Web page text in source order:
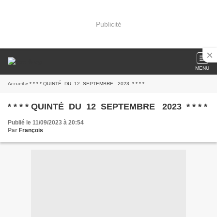
Publicité
MENU
Accueil » * * * * QUINTÉ DU 12 SEPTEMBRE 2023 * * * *
* * * * QUINTÉ DU 12 SEPTEMBRE 2023 * * * *
Publié le 11/09/2023 à 20:54
Par François